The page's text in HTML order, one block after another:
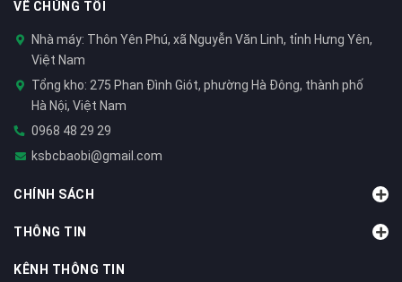
VỀ CHÚNG TÔI
Nhà máy: Thôn Yên Phú, xã Nguyễn Văn Linh, tỉnh Hưng Yên,
Việt Nam
Tổng kho: 275 Phan Đình Giót, phường Hà Đông, thành phố
Hà Nội, Việt Nam
0968 48 29 29
ksbcbaobi@gmail.com
CHÍNH SÁCH
THÔNG TIN
KÊNH THÔNG TIN